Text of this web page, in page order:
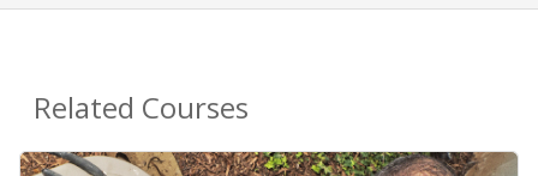
Related Courses